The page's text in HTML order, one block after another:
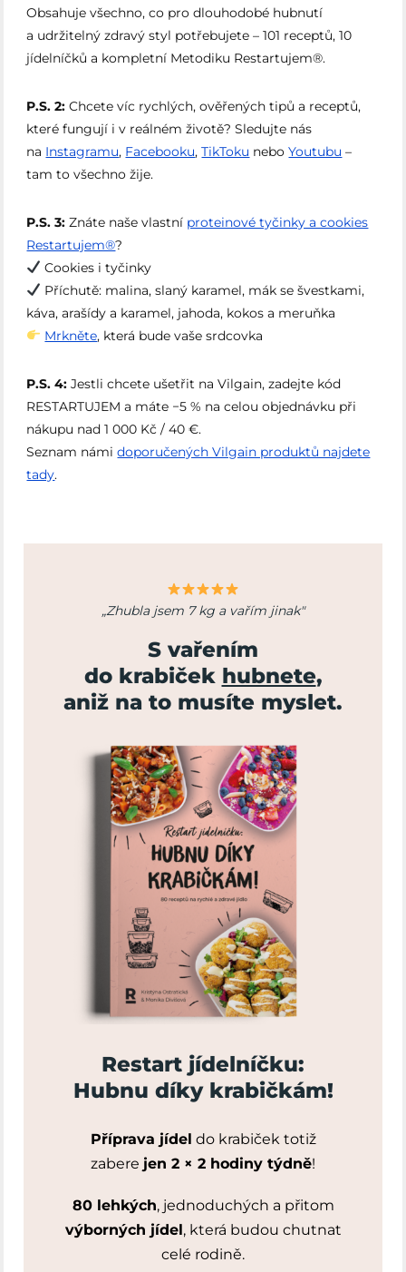
Obsahuje všechno, co pro dlouhodobé hubnutí
a udržitelný zdravý styl potřebujete – 101 receptů, 10
jídelníčků a kompletní Metodiku Restartujem®.
P.S. 2: Chcete víc rychlých, ověřených tipů a receptů,
které fungují i v reálném životě? Sledujte nás
na Instagramu, Facebooku,TikToku neboYoutubu –
tam to všechno žije.
P.S. 3: Znáte naše vlastní proteinové tyčinky a cookies
Restartujem®?
Cookies i tyčinky
Příchutě: malina, slaný karamel, mák se švestkami,
káva, arašídy a karamel, jahoda, kokos a meruňka
Mrkněte, která bude vaše srdcovka
P.S. 4: Jestli chcete ušetřit na Vilgain, zadejte kód
RESTARTUJEM a máte −5 % na celou objednávku při
nákupu nad 1 000 Kč / 40 €.
Seznam námidoporučených Vilgain produktů najdete
tady.
„Zhubla jsem 7 kg a vařím jinak"
S vařením
do krabiček hubnete,
aniž na to musíte myslet.
Restart jídelníčku:
Hubnu díky krabičkám!
Příprava jídel do krabiček totiž
zabere jen 2 × 2 hodiny týdně!
80 lehkých, jednoduchých a přitom
výborných jídel, která budou chutnat
celé rodině.